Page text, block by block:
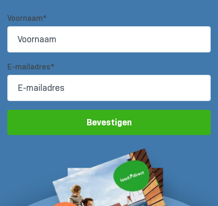
Voornaam*
E-mailadres*
Bevestigen